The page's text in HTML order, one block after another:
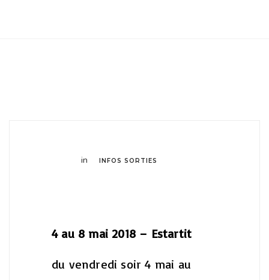
in INFOS SORTIES
4 au 8 mai 2018 – Estartit
du vendredi soir 4 mai au